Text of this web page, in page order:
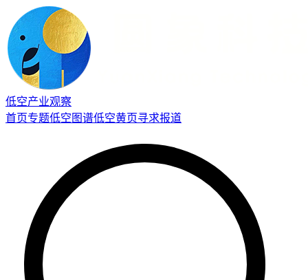
低空产业观察
首页专题低空图谱低空黄页寻求报道